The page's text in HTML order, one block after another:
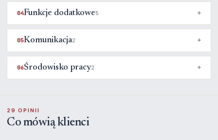
04Funkcje dodatkowe5
05Komunikacja2
06Środowisko pracy2
29 OPINII
Co mówią klienci